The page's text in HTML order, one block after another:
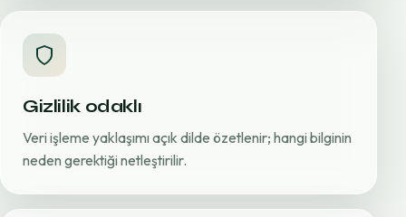
Gizlilik odaklı
Veri işleme yaklaşımı açık dilde özetlenir; hangi bilginin
neden gerektiği netleştirilir.